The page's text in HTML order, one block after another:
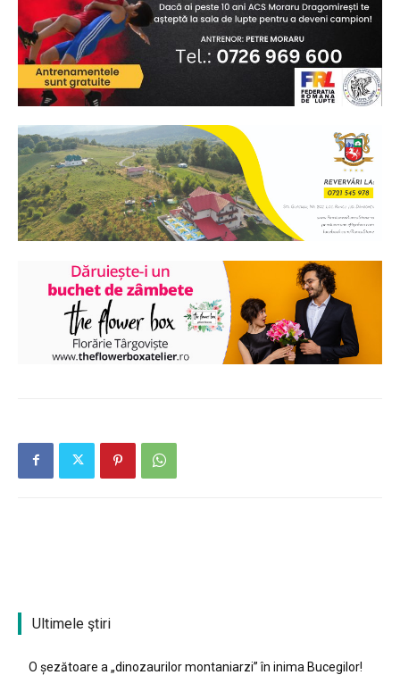
Ultimele ştiri
O șezătoare a „dinozaurilor montaniarzi” în inima Bucegilor!